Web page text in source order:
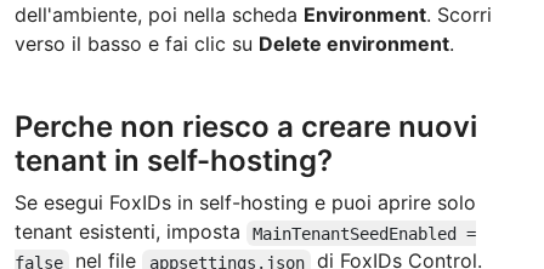
dell'ambiente, poi nella scheda Environment. Scorri
verso il basso e fai clic su Delete environment.
Perche non riesco a creare nuovi
tenant in self-hosting?
Se esegui FoxIDs in self-hosting e puoi aprire solo
tenant esistenti, imposta
MainTenantSeedEnabled =
false
nel file appsettings.json
di FoxIDs Control.